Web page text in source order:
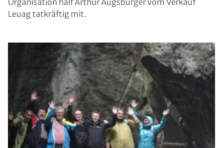
Organisation half Arthur Augsburger vom Verkauf
Leuag tatkräftig mit.